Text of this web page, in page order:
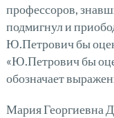
профессоров,
подмигнул и
Ю.Петрович бы
«Ю.Петрович бы
обозначает
Мария Георгиевна